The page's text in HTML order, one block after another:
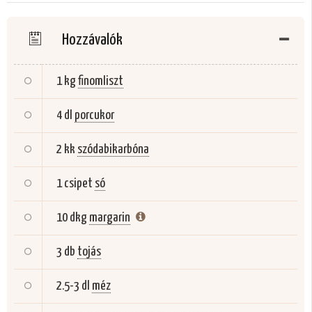
Hozzávalók
1 kgfinomliszt
4 dl porcukor
2 kk szódabikarbóna
1 csipet só
10 dkg margarin
3 db tojás
2.5-3 dl méz